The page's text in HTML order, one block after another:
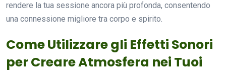
rendere la tua sessione ancora più profonda, consentendo
una connessione migliore tra corpo e spirito.
Come Utilizzare gli Effetti Sonori
per Creare Atmosfera nei Tuoi